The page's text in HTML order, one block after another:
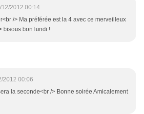
12/2012 00:14
/> Ma préférée est la 4 avec ce merveilleux
bisous bon lundi !
2012 00:06
la seconde<br /> Bonne soirée Amicalement